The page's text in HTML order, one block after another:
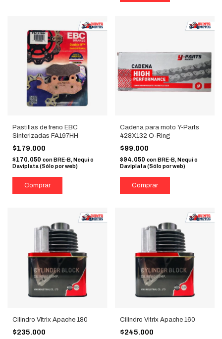
Pastillas de freno EBC
Sinterizadas FA197HH
$179.000
$170.050 con BRE-B, Nequi o
Daviplata (Sólo por web)
Cadena para moto Y-Parts
428X132 O-Ring
$99.000
$94.050 con BRE-B, Nequi o
Daviplata (Sólo por web)
Cilindro Vitrix Apache 180
$235.000
Cilindro Vitrix Apache 160
$245.000